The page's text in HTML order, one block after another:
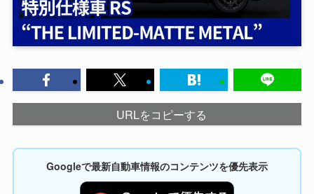
URLをコピーする
Googleで最新自動車情報のコンテンツを優先表示